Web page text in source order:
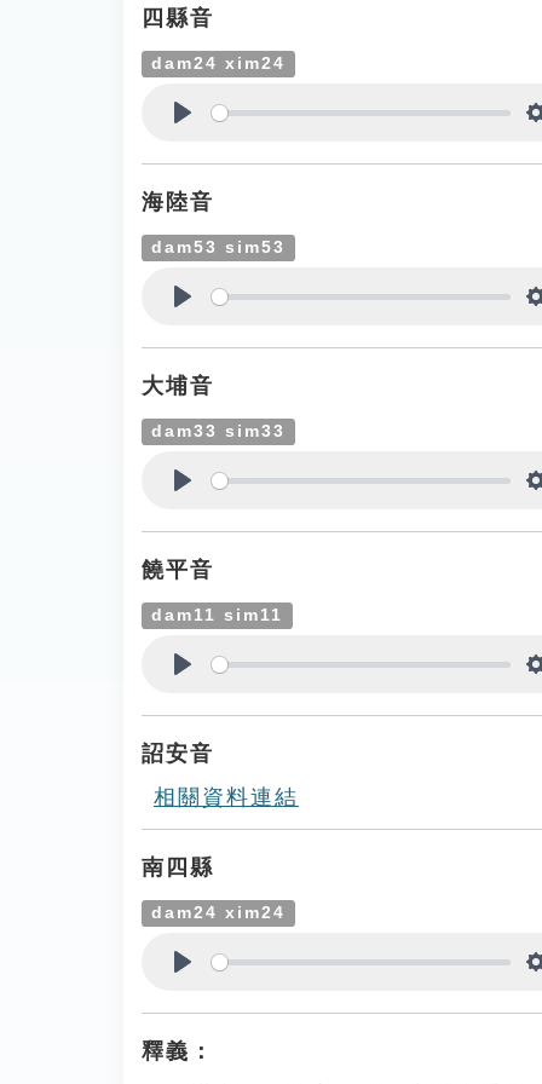
四縣音
dam24 xim24
海陸音
dam53 sim53
大埔音
dam33 sim33
饒平音
dam11 sim11
詔安音
相關資料連結
南四縣
dam24 xim24
釋義：